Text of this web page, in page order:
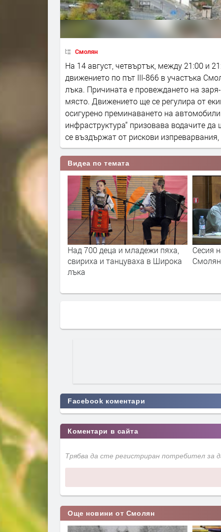
Смолян
На 14 август, четвъртък, между 21:00 и
движението по път III-866 в участъка
лъка. Причината е провеждането на
място. Движението ще се регулира от
осигурено преминаването на
инфраструктура“ призовава водачите
се въздържат от рискови
Видеа по темата
и младежи пяха,
танцуваха в Широка
Сесия на общински съвет
Смолян - 02.08.2018г.
Facebook коментари
Коментари в сайта
Трябва да сте регистриран потребител
Още новини от Смолян